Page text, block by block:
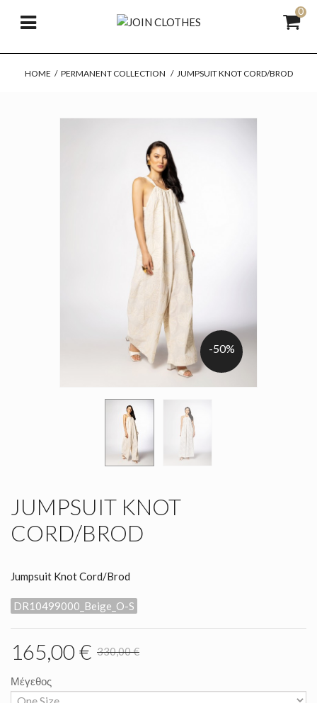
0
HOME / PERMANENT COLLECTION / JUMPSUIT KNOT CORD/BROD
-50%
JUMPSUIT KNOT
CORD/BROD
Jumpsuit Knot Cord/Brod
DR10499000_Beige_O-S
165,00 € 330,00 €
Μέγεθος